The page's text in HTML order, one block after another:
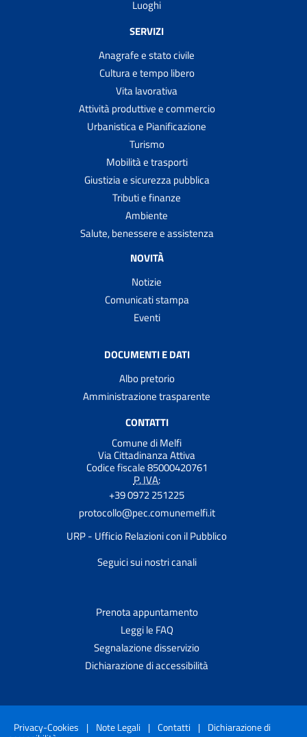
Luoghi
SERVIZI
Anagrafe e stato civile
Cultura e tempo libero
Vita lavorativa
Attività produttive e commercio
Urbanistica e Pianificazione
Turismo
Mobilità e trasporti
Giustizia e sicurezza pubblica
Tributi e finanze
Ambiente
Salute, benessere e assistenza
NOVITÀ
Notizie
Comunicati stampa
Eventi
DOCUMENTI E DATI
Albo pretorio
Amministrazione trasparente
CONTATTI
Comune di Melfi
Via Cittadinanza Attiva
Codice fiscale 85000420761
P. IVA:
+39 0972 251225
protocollo@pec.comunemelfi.it
URP - Ufficio Relazioni con il Pubblico
Seguici sui nostri canali
Prenota appuntamento
Leggi le FAQ
Segnalazione disservizio
Dichiarazione di accessibilità
Privacy-Cookies | Note Legali | Contatti | Dichiarazione di